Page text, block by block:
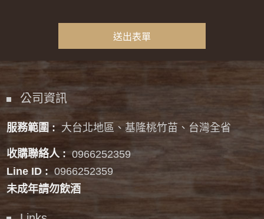
公司資訊
服務範圍 : 大台北地區、基隆桃竹苗、台灣全省
收購聯絡人 : 0966252359
Line ID : 0966252359
未成年請勿飲酒